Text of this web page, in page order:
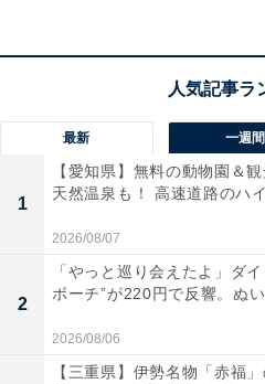
最新 一週間
1
【愛知県】無料の動物園＆
天然温泉も！ 高速道路のハ
2026/08/07
2
「やっと巡り会えたよ」ダ
ポーチ”が220円で反響。ぬ
2026/08/06
【三重県】伊勢名物「赤福